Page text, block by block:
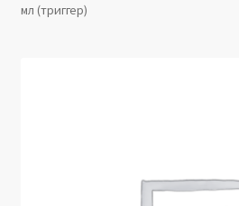
Витрина
мл (триггер)